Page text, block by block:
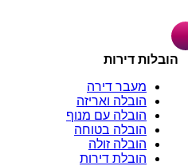
הובלות דירות
מעבר דירה
הובלה ואריזה
הובלה עם מנוף
הובלה בטוחה
הובלה זולה
הובלת דירות